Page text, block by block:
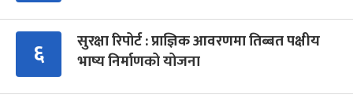
६
सुरक्षा रिपोर्ट : प्राज्ञिक आवरणमा तिब्बत पक्षीय
भाष्य निर्माणको योजना